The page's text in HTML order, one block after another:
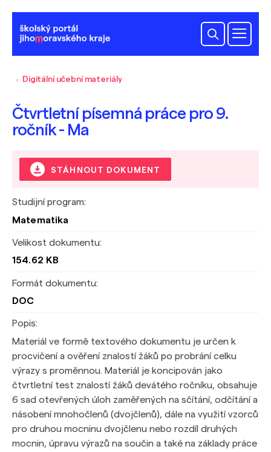
Digitální učební materiály
Čtvrtletní písemná práce pro 9.
ročník - Ma
STÁHNOUT DOKUMENT
Studijní program:
Matematika
Velikost dokumentu:
154.62 KB
Formát dokumentu:
DOC
Popis:
Materiál ve formě textového dokumentu je určen k
procvičení a ověření znalostí žáků po probrání celku
výrazy s proměnnou. Materiál je koncipován jako
čtvrtletní test znalostí žáků devátého ročníku, obsahuje
6 sad otevřených úloh zaměřených na sčítání, odčítání a
násobení mnohočlenů (dvojčlenů), dále na využití vzorců
pro druhou mocninu dvojčlenu nebo rozdíl druhých
mocnin, úpravu výrazů na součin a také na základy práce